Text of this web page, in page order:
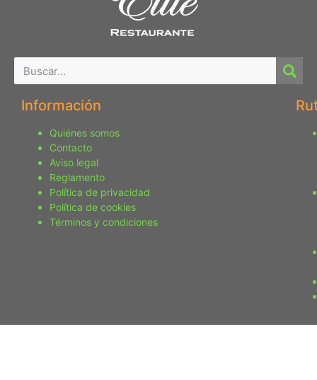
Información
Quiénes somos
Contacto
Aviso legal
Reglamento
Política de privacidad
Política de cookies
Términos y condiciones